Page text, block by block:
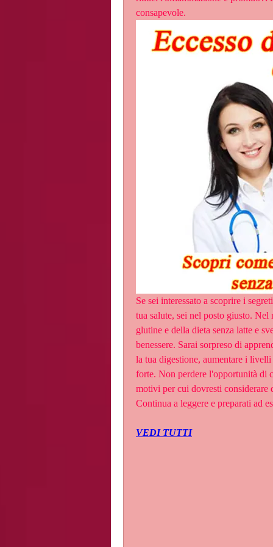
consapevole.
Se sei interessato a scoprire i
tua salute, sei nel posto giusto.
glutine e della dieta senza latte e
benessere. Sarai sorpreso di
la tua digestione, aumentare i
forte. Non perdere l'opportunità di
motivi per cui dovresti considerare
Continua a leggere e preparati ad
VEDI TUTTI